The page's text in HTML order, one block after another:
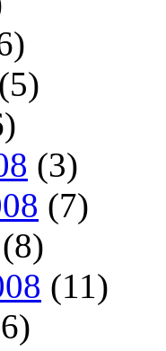
(5)
(3)
(7)
(8)
(11)